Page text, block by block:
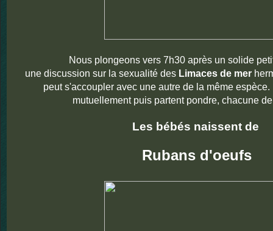
Nous plongeons vers 7h30 après un solide
une discussion sur la sexualité des Limaces de mer
peut s'accoupler avec une autre de la même
mutuellement puis partent pondre, chacune
Les bébés naissent de
Rubans d'oeufs